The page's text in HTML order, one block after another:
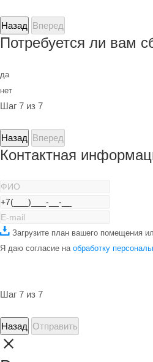
Назад Вперед
Потребуется ли вам
да
нет
Шаг 7 из 7
Назад Вперед
Контактная
Загрузите план вашего помещения
Я даю согласие на обработку
Шаг 7 из 7
Назад Отправить